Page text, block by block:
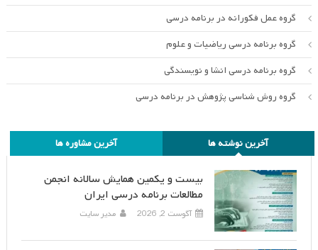
گروه عمل فکورانه در برنامه درسی
گروه برنامه درسی ریاضیات و علوم
گروه برنامه درسی انشا و نویسندگی
گروه روش شناسی پژوهش در برنامه درسی
آخرین نوشته ها آخرین مشاوره ها
بیست و یکمین همایش سالانه انجمن
مطالعات برنامه درسی ایران
آگوست 2, 2026 مدیر سایت